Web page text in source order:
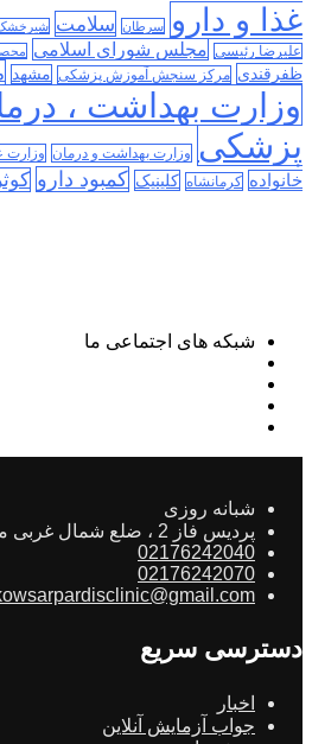
غذا و دارو
سرطان سلامت
علیرضا رئیسی مجلس شورای اسلامی
ظفرقندی مرکز سنجش آموزش پزشکی مشهد
وزارت بهداشت ،
پزشکی وزارت بهداشت و درمان وزارت
خانواده کرمانشاه کلینیک کمبود دارو
شبکه های اجتماعی ما
شبانه روزی
پردیس فاز 2 ، ضلع شمال غربی میدان امام
02176242040
02176242070
دسترسی سریع
اخبار
جواب آزمایش آنلاین